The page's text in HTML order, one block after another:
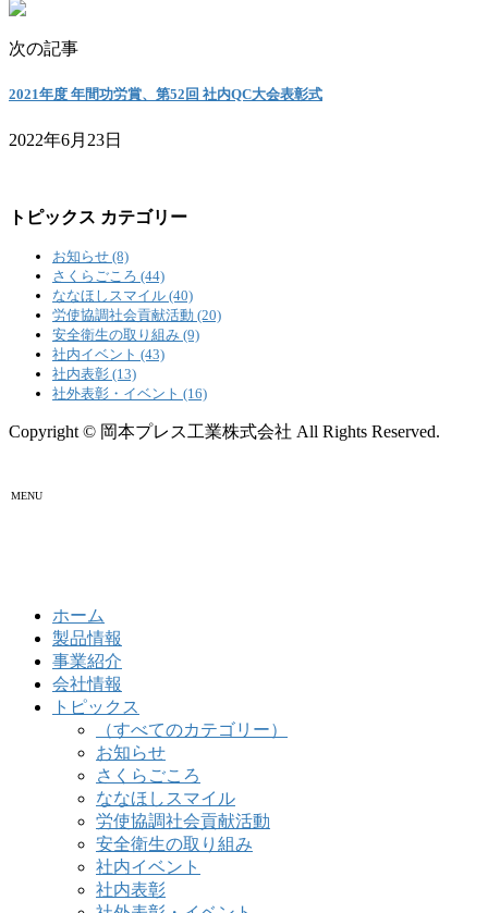
次の記事
2021年度 年間功労賞、第52回 社内QC大会表彰式
2022年6月23日
トピックス カテゴリー
お知らせ (8)
さくらごころ (44)
ななほしスマイル (40)
労使協調社会貢献活動 (20)
安全衛生の取り組み (9)
社内イベント (43)
社内表彰 (13)
社外表彰・イベント (16)
Copyright © 岡本プレス工業株式会社 All Rights Reserved.
MENU
ホーム
製品情報
事業紹介
会社情報
トピックス
（すべてのカテゴリー）
お知らせ
さくらごころ
ななほしスマイル
労使協調社会貢献活動
安全衛生の取り組み
社内イベント
社内表彰